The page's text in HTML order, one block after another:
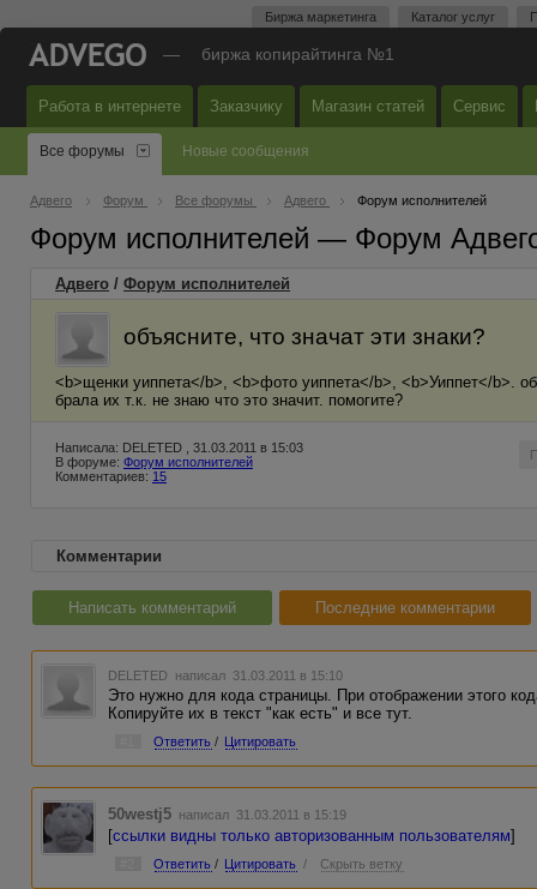
Биржа маркетинга Каталог услуг
— биржа копирайтинга №1
Работа в интернете Заказчику Магазин статей Сервис
Все форумы Новые сообщения
Адвего Форум Все форумы Адвего Форум исполнителей
Форум исполнителей — Форум
Адвего / Форум исполнителей
объясните, что значат эти знаки?
<b>щенки уиппета</b>, <b>фото уиппета</b>, <b>Уиппет</b>.
брала их т.к. не знаю что это значит. помогите?
Написала: DELETED , 31.03.2011 в 15:03
В форуме: Форум исполнителей
Комментариев: 15
Комментарии
Написать комментарий Последние комментарии
DELETED написал 31.03.2011 в 15:10
Это нужно для кода страницы. При отображении этого
Копируйте их в текст "как есть" и все тут.
Ответить / Цитировать
50westj5 написал 31.03.2011 в 15:19
[ссылки видны только авторизованным пользователям]
Ответить / Цитировать / Скрыть ветку